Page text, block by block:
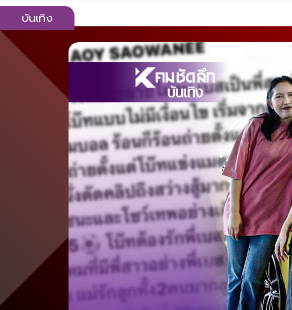
บันเทิง